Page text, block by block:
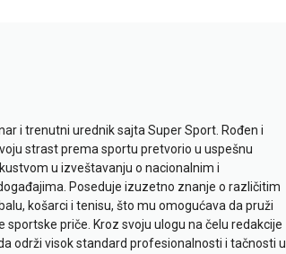
i trenutni urednik sajta Super Sport. Rođen i
strast prema sportu pretvorio u uspešnu
u izveštavanju o nacionalnim i
Poseduje izuzetno znanje o različitim
košarci i tenisu, što mu omogućava da pruži
sportske priče. Kroz svoju ulogu na čelu redakcije
održi visok standard profesionalnosti i tačnosti u